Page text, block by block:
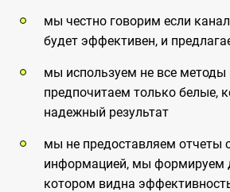
мы честно говорим если
будет эффективен, и
мы используем не все методы
предпочитаем только белые,
надежный результат
мы не предоставляем отчеты
информацией, мы формируем
котором видна